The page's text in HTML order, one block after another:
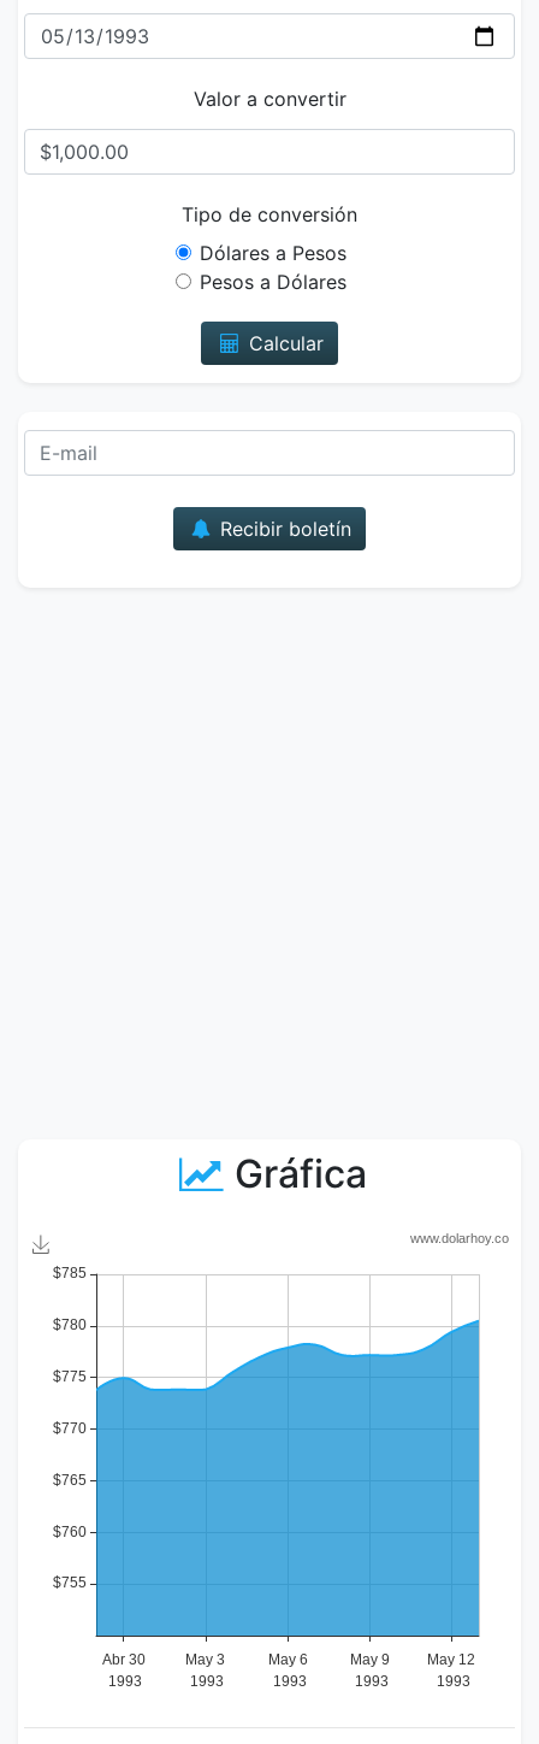
Valor a convertir
Tipo de conversión
Dólares a Pesos
Pesos a Dólares
Calcular
Recibir boletín
Gráfica